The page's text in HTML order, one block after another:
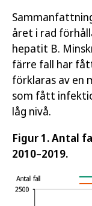
året i rad
hepatit B.
färre fall har
förklaras av en
som fått
låg nivå.
Figur 1. Antal
2010–2019.